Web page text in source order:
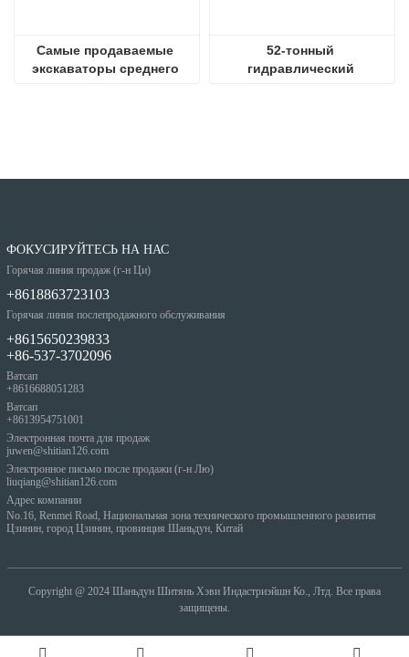
Самые продаваемые
экскаваторы среднего
52-тонный
гидравлический
ФОКУСИРУЙТЕСЬ НА НАС
Горячая линия продаж (г-н Ци)
+8618863723103
Горячая линия послепродажного обслуживания
+8615650239833
+86-537-3702096
Ватсап
+8616688051283
Ватсап
+8613954751001
Электронная почта для продаж
juwen@shitian126.com
Электронное письмо после продажи (г-н Лю)
liuqiang@shitian126.com
Адрес компании
No.16, Renmei Road, Национальная зона технического промышленного развития
Цзинин, город Цзинин, провинция Шаньдун, Китай
Copyright @ 2024 Шаньдун Шитянь Хэви Индастриэйшн Ко., Лтд. Все права
защищены.